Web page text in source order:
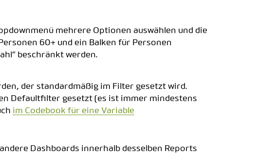
mehrere Optionen auswählen und die
60+ und ein Balken für Personen
beschränkt werden.
der standardmäßig im Filter gesetzt wird.
Defaultfilter gesetzt (es ist immer mindestens
im Codebook für eine Variable
Dashboards innerhalb desselben Reports